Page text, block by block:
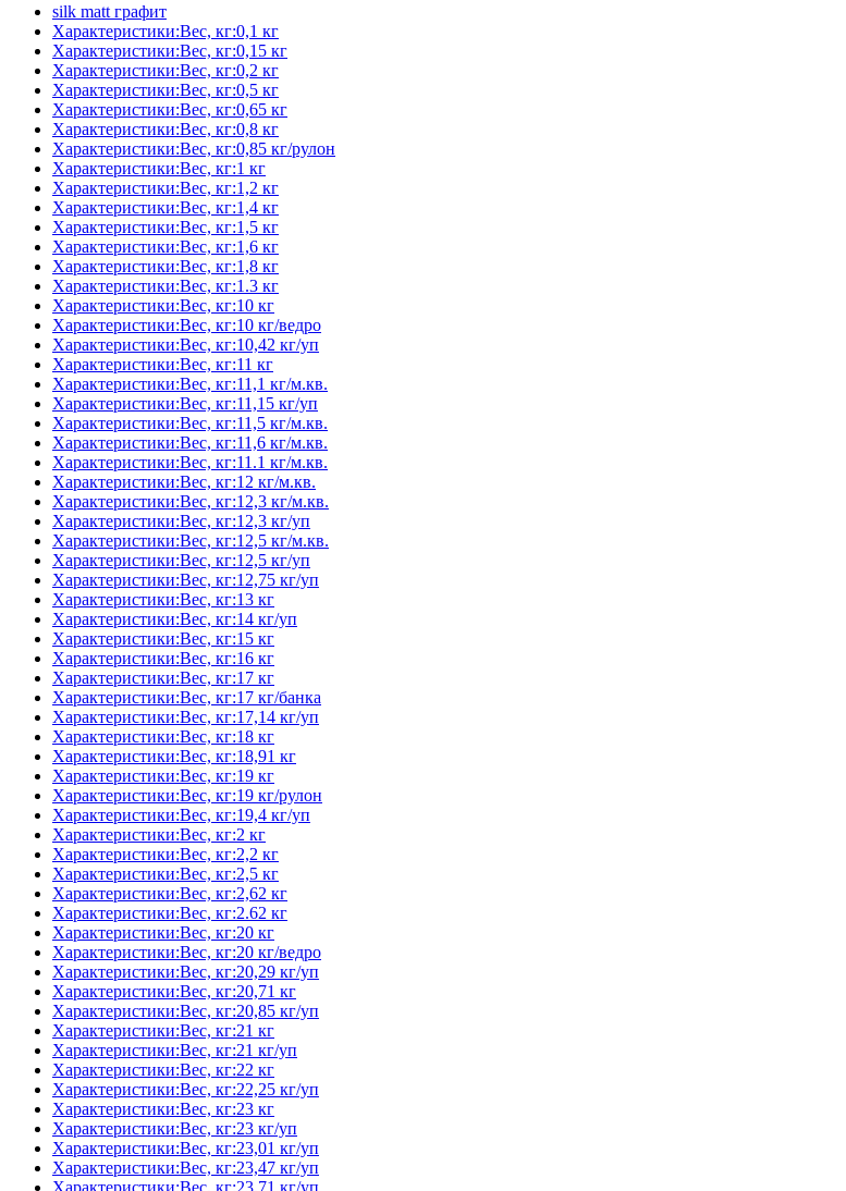
silk matt графит
Характеристики:Вес, кг:0,1 кг
Характеристики:Вес, кг:0,15 кг
Характеристики:Вес, кг:0,2 кг
Характеристики:Вес, кг:0,5 кг
Характеристики:Вес, кг:0,65 кг
Характеристики:Вес, кг:0,8 кг
Характеристики:Вес, кг:0,85 кг/рулон
Характеристики:Вес, кг:1 кг
Характеристики:Вес, кг:1,2 кг
Характеристики:Вес, кг:1,4 кг
Характеристики:Вес, кг:1,5 кг
Характеристики:Вес, кг:1,6 кг
Характеристики:Вес, кг:1,8 кг
Характеристики:Вес, кг:1.3 кг
Характеристики:Вес, кг:10 кг
Характеристики:Вес, кг:10 кг/ведро
Характеристики:Вес, кг:10,42 кг/уп
Характеристики:Вес, кг:11 кг
Характеристики:Вес, кг:11,1 кг/м.кв.
Характеристики:Вес, кг:11,15 кг/уп
Характеристики:Вес, кг:11,5 кг/м.кв.
Характеристики:Вес, кг:11,6 кг/м.кв.
Характеристики:Вес, кг:11.1 кг/м.кв.
Характеристики:Вес, кг:12 кг/м.кв.
Характеристики:Вес, кг:12,3 кг/м.кв.
Характеристики:Вес, кг:12,3 кг/уп
Характеристики:Вес, кг:12,5 кг/м.кв.
Характеристики:Вес, кг:12,5 кг/уп
Характеристики:Вес, кг:12,75 кг/уп
Характеристики:Вес, кг:13 кг
Характеристики:Вес, кг:14 кг/уп
Характеристики:Вес, кг:15 кг
Характеристики:Вес, кг:16 кг
Характеристики:Вес, кг:17 кг
Характеристики:Вес, кг:17 кг/банка
Характеристики:Вес, кг:17,14 кг/уп
Характеристики:Вес, кг:18 кг
Характеристики:Вес, кг:18,91 кг
Характеристики:Вес, кг:19 кг
Характеристики:Вес, кг:19 кг/рулон
Характеристики:Вес, кг:19,4 кг/уп
Характеристики:Вес, кг:2 кг
Характеристики:Вес, кг:2,2 кг
Характеристики:Вес, кг:2,5 кг
Характеристики:Вес, кг:2,62 кг
Характеристики:Вес, кг:2.62 кг
Характеристики:Вес, кг:20 кг
Характеристики:Вес, кг:20 кг/ведро
Характеристики:Вес, кг:20,29 кг/уп
Характеристики:Вес, кг:20,71 кг
Характеристики:Вес, кг:20,85 кг/уп
Характеристики:Вес, кг:21 кг
Характеристики:Вес, кг:21 кг/уп
Характеристики:Вес, кг:22 кг
Характеристики:Вес, кг:22,25 кг/уп
Характеристики:Вес, кг:23 кг
Характеристики:Вес, кг:23 кг/уп
Характеристики:Вес, кг:23,01 кг/уп
Характеристики:Вес, кг:23,47 кг/уп
Характеристики:Вес, кг:23,71 кг/уп